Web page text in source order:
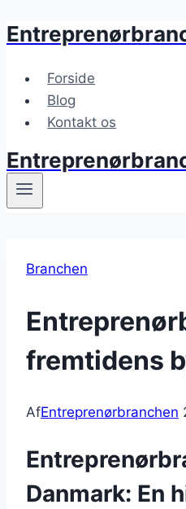
Fortsæt
indholdForside
Blog
Kontakt os
Branchen
fremtidens
AfEntreprenørbranchen
Danmark: En